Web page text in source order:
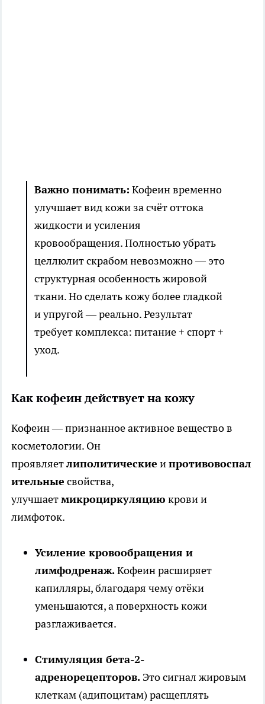
Важно понимать: Кофеин временно
улучшает вид кожи за счёт оттока
жидкости и усиления
кровообращения. Полностью убрать
целлюлит скрабом невозможно — это
структурная особенность жировой
ткани. Но сделать кожу более гладкой
и упругой — реально. Результат
требует комплекса: питание + спорт +
уход.
Как кофеин действует на кожу
Кофеин — признанное активное вещество в
косметологии. Он
проявляетлиполитические ипротивовоспал
ительные свойства,
улучшаетмикроциркуляцию крови и
лимфоток.
Усиление кровообращения и
лимфодренаж.Кофеин расширяет
капилляры, благодаря чему отёки
уменьшаются, а поверхность кожи
разглаживается.
Стимуляция бета-2-
адренорецепторов. Это сигнал жировым
клеткам (адипоцитам) расщеплять